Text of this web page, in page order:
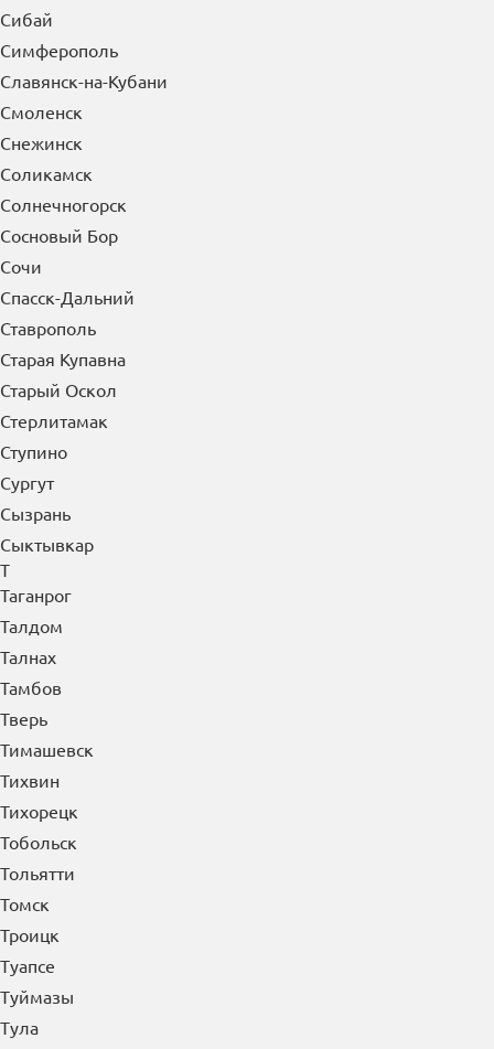
Сибай
Симферополь
Славянск-на-Кубани
Смоленск
Снежинск
Соликамск
Солнечногорск
Сосновый Бор
Сочи
Спасск-Дальний
Ставрополь
Старая Купавна
Старый Оскол
Стерлитамак
Ступино
Сургут
Сызрань
Сыктывкар
Т
Таганрог
Талдом
Талнах
Тамбов
Тверь
Тимашевск
Тихвин
Тихорецк
Тобольск
Тольятти
Томск
Троицк
Туапсе
Туймазы
Тула